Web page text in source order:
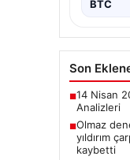
BTC
Son
■14 Nisan
Analizleri
■Olmaz
yıldırım
kaybetti